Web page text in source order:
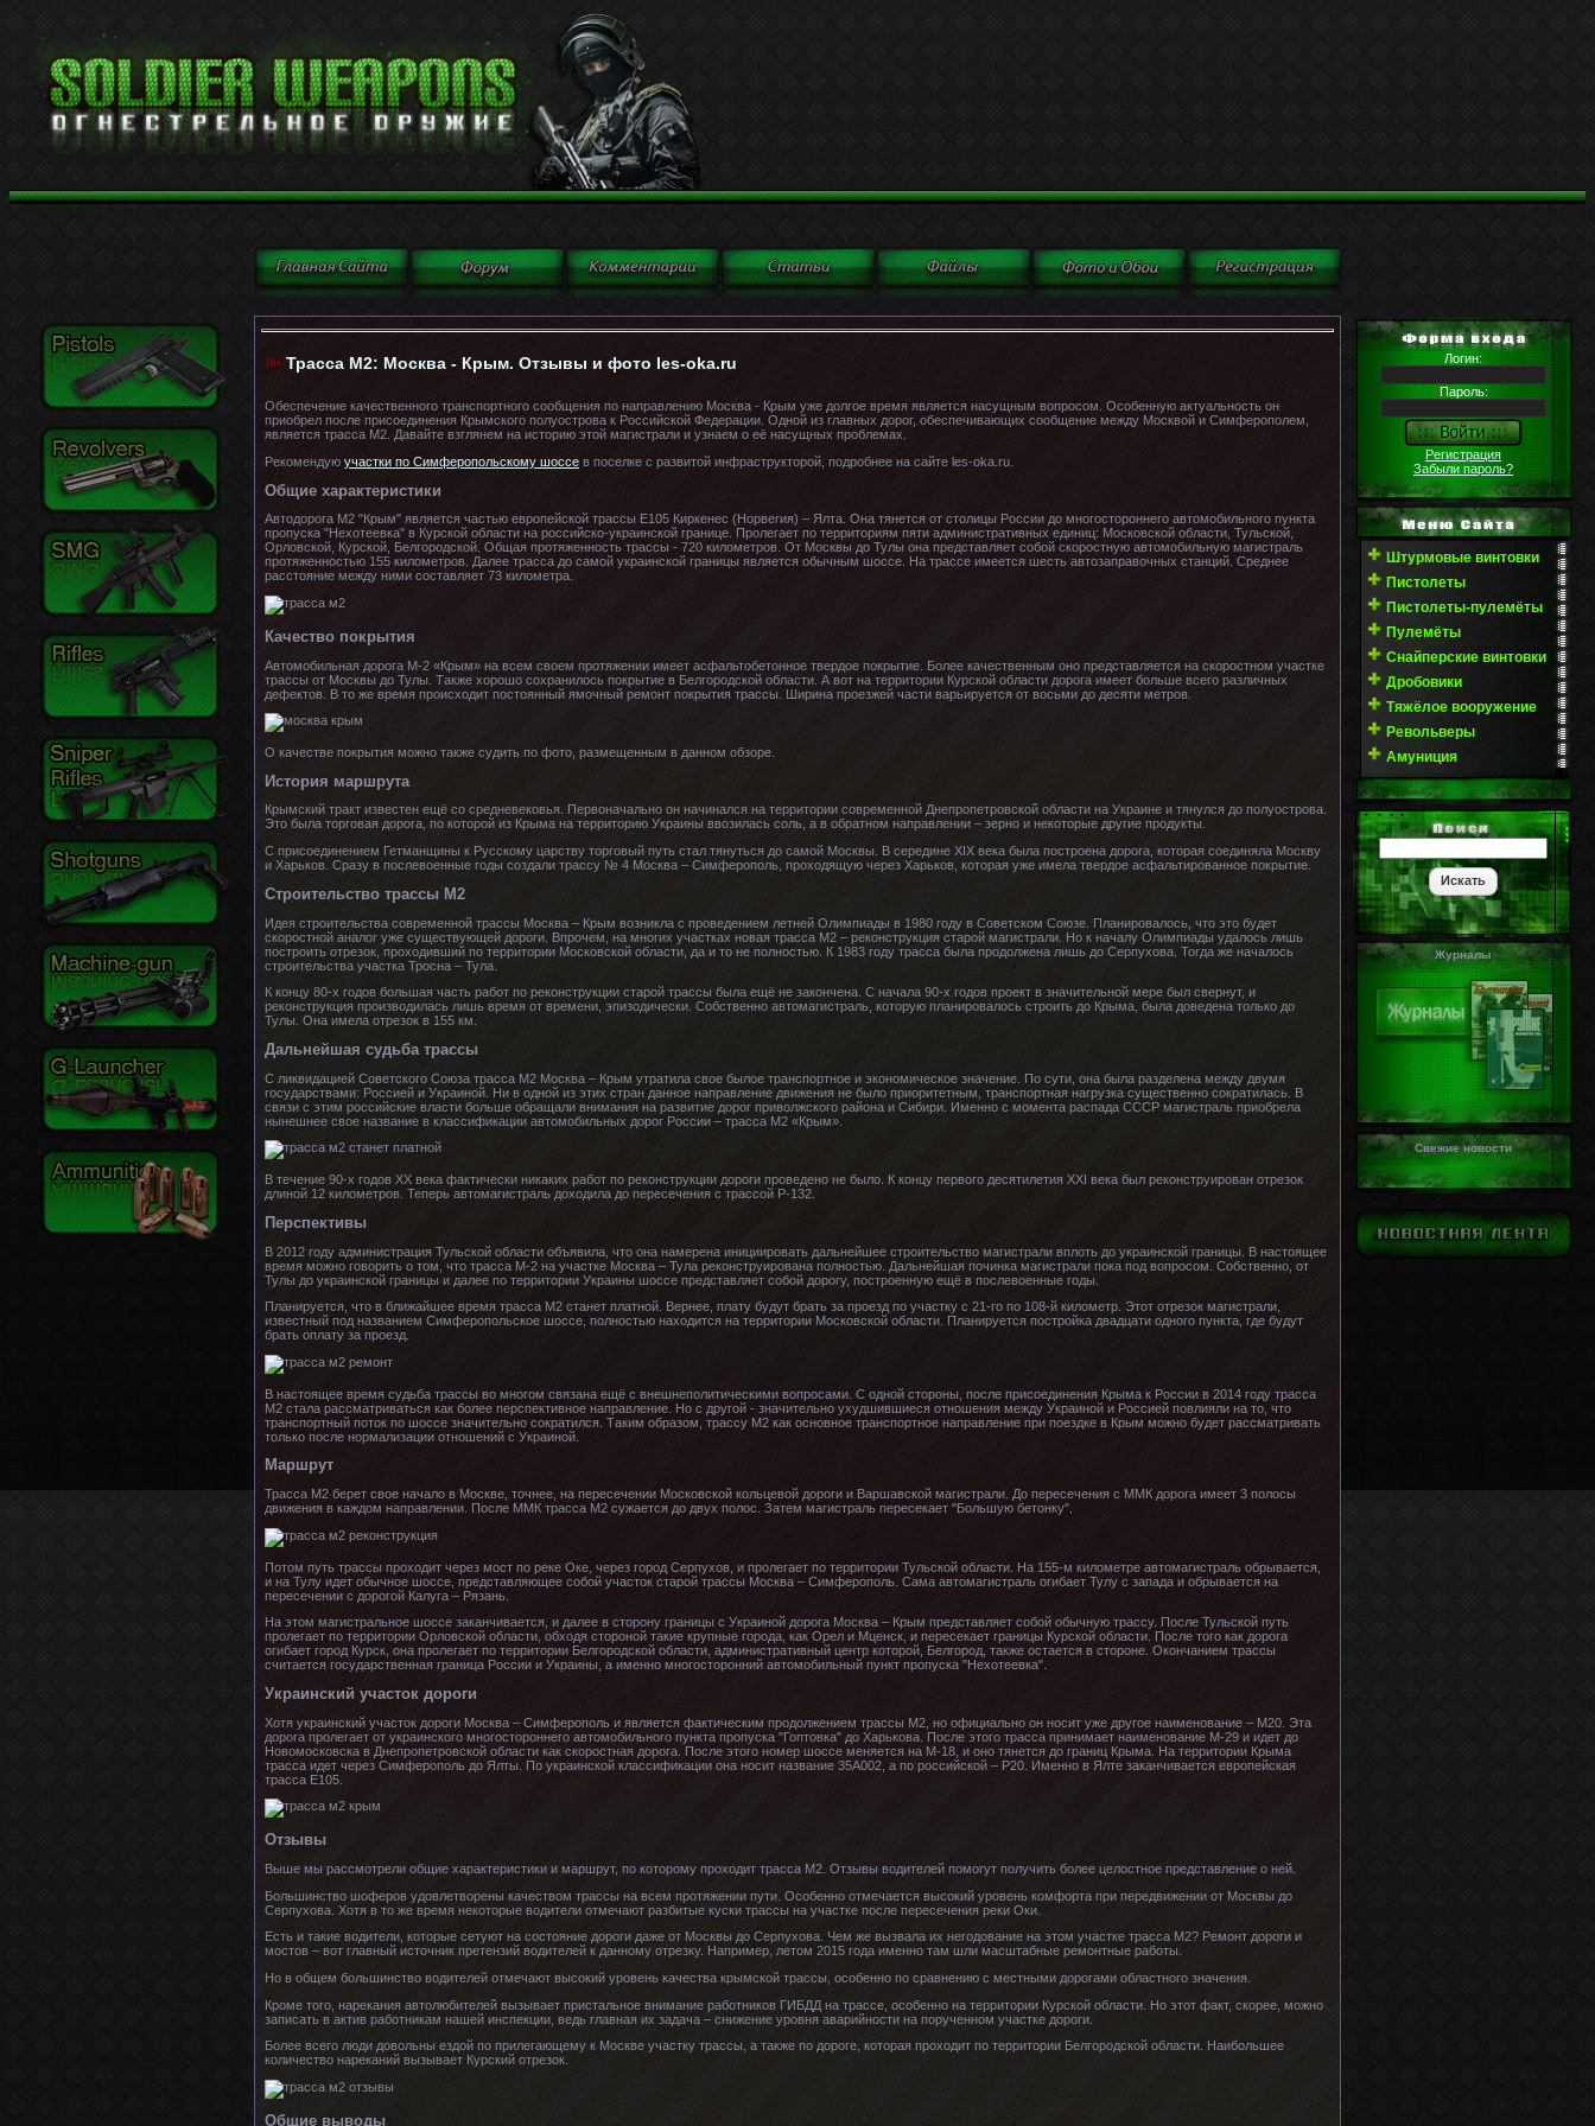
Трасса М2: Москва - Крым. Отзывы и фото les-oka.ru
Обеспечение качественного транспортного сообщения по направлению Москва - Крым уже долгое время является насущным вопросом. Особенную актуальность он
приобрел после присоединения Крымского полуострова к Российской Федерации. Одной из главных дорог, обеспечивающих сообщение между Москвой и Симферополем,
является трасса М2. Давайте взглянем на историю этой магистрали и узнаем о её насущных проблемах.
Рекомендую участки по Симферопольскому шоссе в поселке с развитой инфраструкторой, подробнее на сайте les-oka.ru.
Общие характеристики
Автодорога М2 "Крым" является частью европейской трассы E105 Киркенес (Норвегия) – Ялта. Она тянется от столицы России до многостороннего автомобильного пункта
пропуска "Нехотеевка" в Курской области на российско-украинской границе. Пролегает по территориям пяти административных единиц: Московской области, Тульской,
Орловской, Курской, Белгородской. Общая протяженность трассы - 720 километров. От Москвы до Тулы она представляет собой скоростную автомобильную магистраль
протяженностью 155 километров. Далее трасса до самой украинской границы является обычным шоссе. На трассе имеется шесть автозаправочных станций. Среднее
расстояние между ними составляет 73 километра.
Качество покрытия
Автомобильная дорога М-2 «Крым» на всем своем протяжении имеет асфальтобетонное твердое покрытие. Более качественным оно представляется на скоростном участке
трассы от Москвы до Тулы. Также хорошо сохранилось покрытие в Белгородской области. А вот на территории Курской области дорога имеет больше всего различных
дефектов. В то же время происходит постоянный ямочный ремонт покрытия трассы. Ширина проезжей части варьируется от восьми до десяти метров.
О качестве покрытия можно также судить по фото, размещенным в данном обзоре.
История маршрута
Крымский тракт известен ещё со средневековья. Первоначально он начинался на территории современной Днепропетровской области на Украине и тянулся до полуострова.
Это была торговая дорога, по которой из Крыма на территорию Украины ввозилась соль, а в обратном направлении – зерно и некоторые другие продукты.
С присоединением Гетманщины к Русскому царству торговый путь стал тянуться до самой Москвы. В середине XIX века была построена дорога, которая соединяла Москву
и Харьков. Сразу в послевоенные годы создали трассу № 4 Москва – Симферополь, проходящую через Харьков, которая уже имела твердое асфальтированное покрытие.
Строительство трассы М2
Идея строительства современной трассы Москва – Крым возникла с проведением летней Олимпиады в 1980 году в Советском Союзе. Планировалось, что это будет
скоростной аналог уже существующей дороги. Впрочем, на многих участках новая трасса М2 – реконструкция старой магистрали. Но к началу Олимпиады удалось лишь
построить отрезок, проходивший по территории Московской области, да и то не полностью. К 1983 году трасса была продолжена лишь до Серпухова. Тогда же началось
строительства участка Тросна – Тула.
К концу 80-х годов большая часть работ по реконструкции старой трассы была ещё не закончена. С начала 90-х годов проект в значительной мере был свернут, и
реконструкция производилась лишь время от времени, эпизодически. Собственно автомагистраль, которую планировалось строить до Крыма, была доведена только до
Тулы. Она имела отрезок в 155 км.
Дальнейшая судьба трассы
С ликвидацией Советского Союза трасса М2 Москва – Крым утратила свое былое транспортное и экономическое значение. По сути, она была разделена между двумя
государствами: Россией и Украиной. Ни в одной из этих стран данное направление движения не было приоритетным, транспортная нагрузка существенно сократилась. В
связи с этим российские власти больше обращали внимания на развитие дорог приволжского района и Сибири. Именно с момента распада СССР магистраль приобрела
нынешнее свое название в классификации автомобильных дорог России – трасса М2 «Крым».
В течение 90-х годов XX века фактически никаких работ по реконструкции дороги проведено не было. К концу первого десятилетия XXI века был реконструирован отрезок
длиной 12 километров. Теперь автомагистраль доходила до пересечения с трассой Р-132.
Перспективы
В 2012 году администрация Тульской области объявила, что она намерена инициировать дальнейшее строительство магистрали вплоть до украинской границы. В настоящее
время можно говорить о том, что трасса М-2 на участке Москва – Тула реконструирована полностью. Дальнейшая починка магистрали пока под вопросом. Собственно, от
Тулы до украинской границы и далее по территории Украины шоссе представляет собой дорогу, построенную ещё в послевоенные годы.
Планируется, что в ближайшее время трасса М2 станет платной. Вернее, плату будут брать за проезд по участку с 21-го по 108-й километр. Этот отрезок магистрали,
известный под названием Симферопольское шоссе, полностью находится на территории Московской области. Планируется постройка двадцати одного пункта, где будут
брать оплату за проезд.
В настоящее время судьба трассы во многом связана ещё с внешнеполитическими вопросами. С одной стороны, после присоединения Крыма к России в 2014 году трасса
М2 стала рассматриваться как более перспективное направление. Но с другой - значительно ухудшившиеся отношения между Украиной и Россией повлияли на то, что
транспортный поток по шоссе значительно сократился. Таким образом, трассу М2 как основное транспортное направление при поездке в Крым можно будет рассматривать
только после нормализации отношений с Украиной.
Маршрут
Трасса М2 берет свое начало в Москве, точнее, на пересечении Московской кольцевой дороги и Варшавской магистрали. До пересечения с ММК дорога имеет 3 полосы
движения в каждом направлении. После ММК трасса М2 сужается до двух полос. Затем магистраль пересекает "Большую бетонку".
Потом путь трассы проходит через мост по реке Оке, через город Серпухов, и пролегает по территории Тульской области. На 155-м километре автомагистраль обрывается,
и на Тулу идет обычное шоссе, представляющее собой участок старой трассы Москва – Симферополь. Сама автомагистраль огибает Тулу с запада и обрывается на
пересечении с дорогой Калуга – Рязань.
На этом магистральное шоссе заканчивается, и далее в сторону границы с Украиной дорога Москва – Крым представляет собой обычную трассу. После Тульской путь
пролегает по территории Орловской области, обходя стороной такие крупные города, как Орел и Мценск, и пересекает границы Курской области. После того как дорога
огибает город Курск, она пролегает по территории Белгородской области, административный центр которой, Белгород, также остается в стороне. Окончанием трассы
считается государственная граница России и Украины, а именно многосторонний автомобильный пункт пропуска "Нехотеевка".
Украинский участок дороги
Хотя украинский участок дороги Москва – Симферополь и является фактическим продолжением трассы М2, но официально он носит уже другое наименование – М20. Эта
дорога пролегает от украинского многостороннего автомобильного пункта пропуска "Гоптовка" до Харькова. После этого трасса принимает наименование М-29 и идет до
Новомосковска в Днепропетровской области как скоростная дорога. После этого номер шоссе меняется на М-18, и оно тянется до границ Крыма. На территории Крыма
трасса идет через Симферополь до Ялты. По украинской классификации она носит название 35А002, а по российской – Р20. Именно в Ялте заканчивается европейская
трасса E105.
Отзывы
Выше мы рассмотрели общие характеристики и маршрут, по которому проходит трасса М2. Отзывы водителей помогут получить более целостное представление о ней.
Большинство шоферов удовлетворены качеством трассы на всем протяжении пути. Особенно отмечается высокий уровень комфорта при передвижении от Москвы до
Серпухова. Хотя в то же время некоторые водители отмечают разбитые куски трассы на участке после пересечения реки Оки.
Есть и такие водители, которые сетуют на состояние дороги даже от Москвы до Серпухова. Чем же вызвала их негодование на этом участке трасса М2? Ремонт дороги и
мостов – вот главный источник претензий водителей к данному отрезку. Например, летом 2015 года именно там шли масштабные ремонтные работы.
Но в общем большинство водителей отмечают высокий уровень качества крымской трассы, особенно по сравнению с местными дорогами областного значения.
Кроме того, нарекания автолюбителей вызывает пристальное внимание работников ГИБДД на трассе, особенно на территории Курской области. Но этот факт, скорее, можно
записать в актив работникам нашей инспекции, ведь главная их задача – снижение уровня аварийности на порученном участке дороги.
Более всего люди довольны ездой по прилегающему к Москве участку трассы, а также по дороге, которая проходит по территории Белгородской области. Наибольшее
количество нареканий вызывает Курский отрезок.
Общие выводы
Логин:
Пароль:
Регистрация
Забыли пароль?
Штурмовые винтовки
Пистолеты
Пистолеты-пулемёты
Пулемёты
Снайперские винтовки
Дробовики
Тяжёлое вооружение
Револьверы
Амуниция
Журналы
Свежие новости